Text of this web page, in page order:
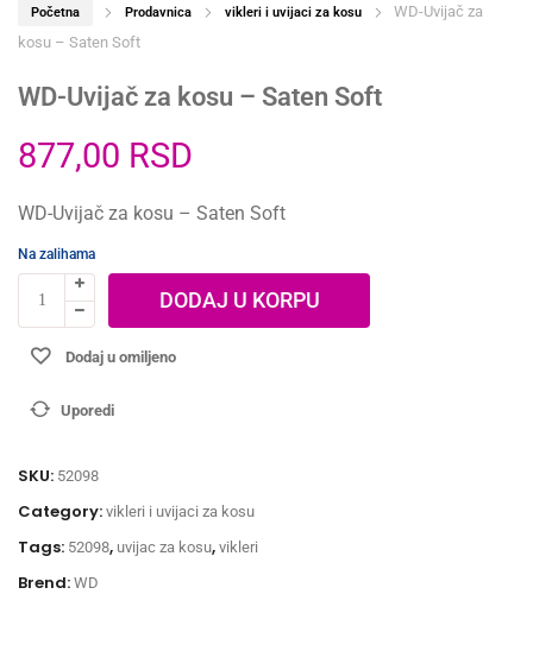
Početna Prodavnica vikleri i uvijaci za kosu
WD-Uvijač za
kosu – Saten Soft
WD-Uvijač za kosu – Saten Soft
877,00 RSD
WD-Uvijač za kosu – Saten Soft
Na zalihama
DODAJ U KORPU
Dodaj u omiljeno
Uporedi
SKU: 52098
Category: vikleri i uvijaci za kosu
Tags: 52098, uvijac za kosu, vikleri
Brend: WD